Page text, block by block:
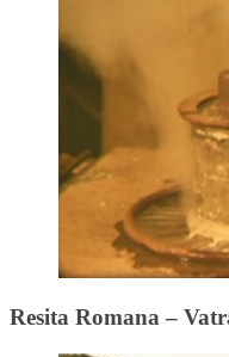
Resita Romana –